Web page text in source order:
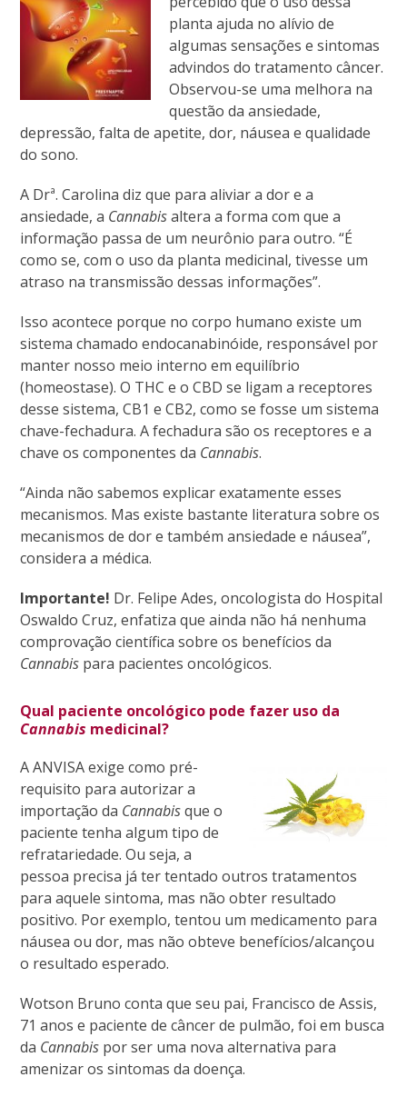
planta ajuda no alívio de
algumas sensações e sintomas
advindos do tratamento câncer.
Observou-se uma melhora na
questão da ansiedade,
depressão, falta de apetite, dor, náusea e qualidade
do sono.
A Drª. Carolina diz que para aliviar a dor e a
ansiedade, a Cannabisaltera a forma com que a
informação passa de um neurônio para outro. “É
como se, com o uso da planta medicinal, tivesse um
atraso na transmissão dessas informações”.
Isso acontece porque no corpo humano existe um
sistema chamado endocanabinóide, responsável por
manter nosso meio interno em equilíbrio
(homeostase). O THC e o CBD se ligam a receptores
desse sistema, CB1 e CB2, como se fosse um sistema
chave-fechadura. A fechadura são os receptores e a
chave os componentes da Cannabis.
“Ainda não sabemos explicar exatamente esses
mecanismos. Mas existe bastante literatura sobre os
mecanismos de dor e também ansiedade e náusea”,
considera a médica.
Importante! Dr. Felipe Ades,oncologista do Hospital
Oswaldo Cruz, enfatiza que ainda não há nenhuma
comprovação científica sobre os benefícios da
Cannabis para pacientes oncológicos.
Qual paciente oncológico pode fazer uso da
Cannabis medicinal?
A ANVISA exige como pré-
requisito para autorizar a
importação da Cannabisque o
paciente tenha algum tipo de
refratariedade. Ou seja, a
pessoa precisa já ter tentado outros tratamentos
para aquele sintoma, mas não obter resultado
positivo. Por exemplo, tentou um medicamento para
náusea ou dor, mas não obteve benefícios/alcançou
o resultado esperado.
Wotson Bruno conta que seu pai, Francisco de Assis,
71 anos e paciente de câncer de pulmão, foi em busca
da Cannabis por ser uma nova alternativa para
amenizar os sintomas da doença.